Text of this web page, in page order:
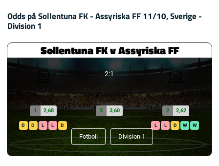
Odds på Sollentuna FK - Assyriska FF 11/10, Sverige -
Division 1
Sollentuna FK v Assyriska FF
2:1
D D L L D
1 2,68 X 3,60 2 2,62
L L D W W
Fotboll Division 1